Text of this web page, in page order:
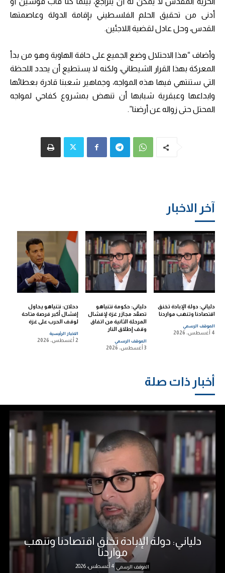
آخر الاخبار
دلياني: دولة الإبادة تخنق
اقتصادنا وتنهب مواردنا
الموقف الرسمي
4 أغسطس، 2026
دلياني: حكومة نتنياهو
تصعّد مجازر غزة لإفشال
المرحلة الثانية من اتفاق
وقف إطلاق النار
الموقف الرسمي
3 أغسطس، 2026
دحلان: نتنياهو يحاول
إفشال أكبر فرصة متاحة
لوقف الحرب على غزة
الاخبار الرئيسية
2 أغسطس، 2026
أدنى من تحقيق الحلم الفلسطيني بإقامة الدولة وعاصمتها
القدس، وحل عادل لقضية اللاجئين.
وأضاف “هذا الاحتلال وضع الجميع على حافة الهاوية وهو من بدأ
المعركة بهذا القرار الشيطاني، ولكنه لا يستطيع أن يحدد اللحظة
التي ستنتهي فيها هذه المواجه، وجماهير شعبنا قادرة بعطائها
وابداعها وعبقرية شبابها أن تنهض بمشروع كفاحي لمواجه
المحتل حتى زواله عن أرضنا”.
أخبار ذات صلة
دلياني: دولة الإبادة تخنق اقتصادنا وتنهب
مواردنا
الموقف الرسمي 4 أغسطس، 2026